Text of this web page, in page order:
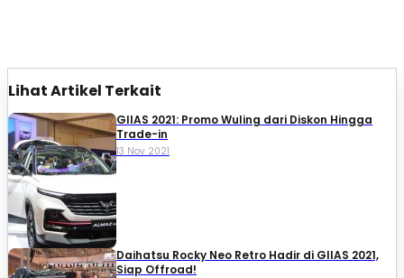
Lihat Artikel Terkait
GIIAS 2021: Promo Wuling dari Diskon Hingga
Trade-in
13 Nov 2021
Daihatsu Rocky Neo Retro Hadir di GIIAS 2021,
Siap Offroad!